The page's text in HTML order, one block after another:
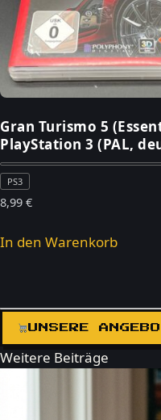
Gran Turismo 5
PlayStation 3 (PAL,
PS3
8,99 €
In den Warenkorb
UNSERE
Weitere Beiträge